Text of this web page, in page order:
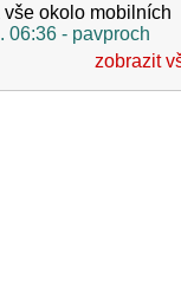
okolo mobilních
06:36 - pavproch
zobrazit